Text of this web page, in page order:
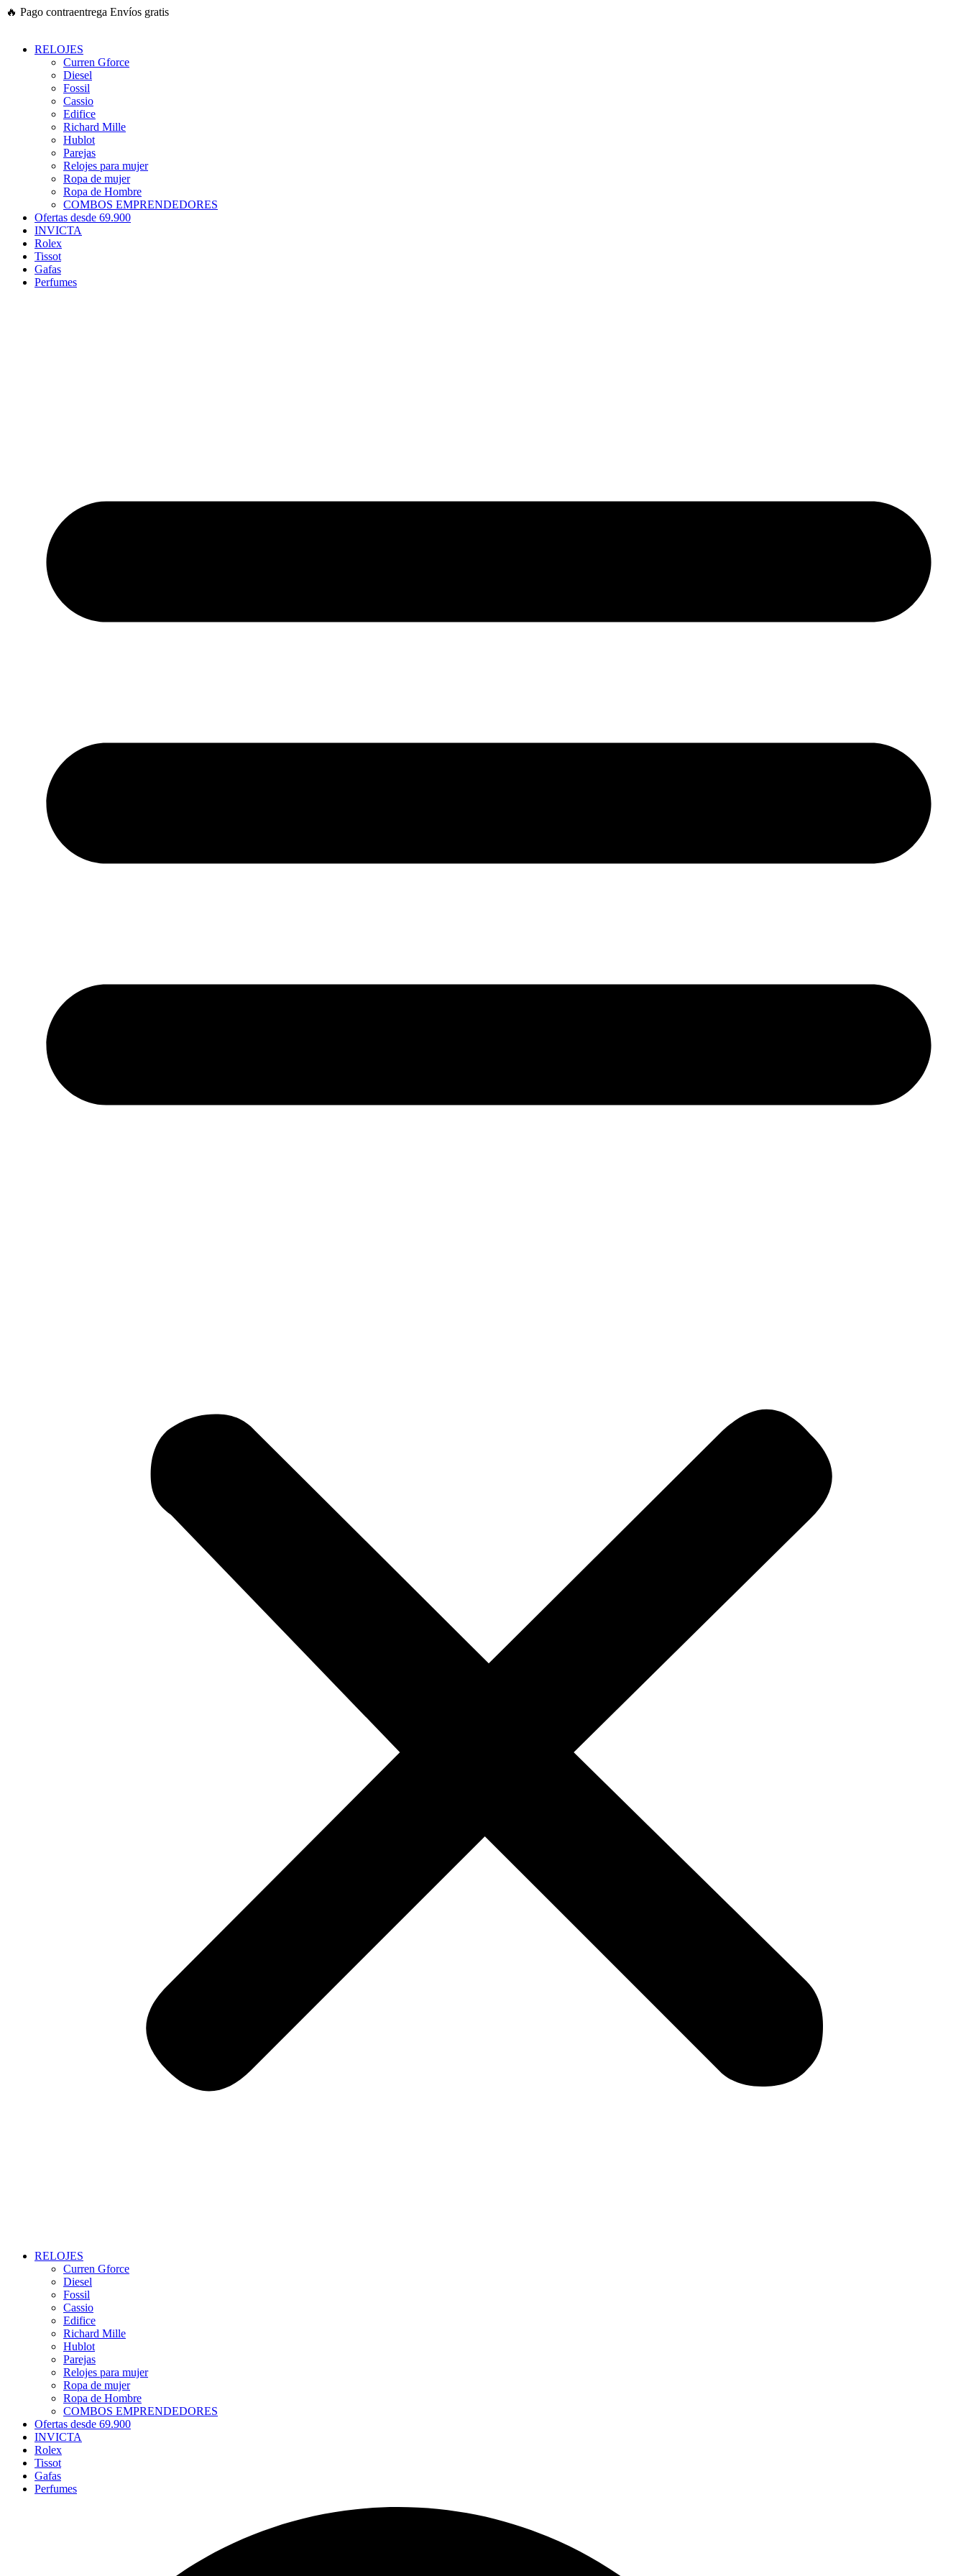
Ir
🔥 Pago contraentrega Envíos gratis
RELOJES
Curren Gforce
Diesel
Fossil
Cassio
Edifice
Richard Mille
Hublot
Parejas
Relojes para mujer
Ropa de mujer
Ropa de Hombre
COMBOS EMPRENDEDORES
Ofertas desde 69.900
INVICTA
Rolex
Tissot
Gafas
Perfumes
RELOJES
Curren Gforce
Diesel
Fossil
Cassio
Edifice
Richard Mille
Hublot
Parejas
Relojes para mujer
Ropa de mujer
Ropa de Hombre
COMBOS EMPRENDEDORES
Ofertas desde 69.900
INVICTA
Rolex
Tissot
Gafas
Perfumes